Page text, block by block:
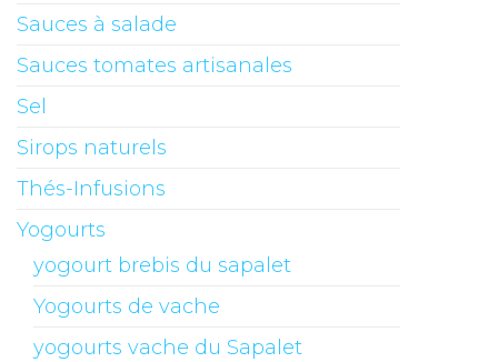
Sauces à salade
Sauces tomates artisanales
Sel
Sirops naturels
Thés-Infusions
Yogourts
yogourt brebis du sapalet
Yogourts de vache
yogourts vache du Sapalet